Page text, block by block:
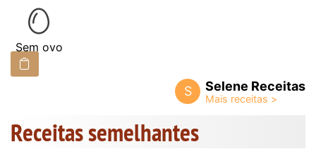
Sem ovo
S Selene Receitas
Receitas semelhantes